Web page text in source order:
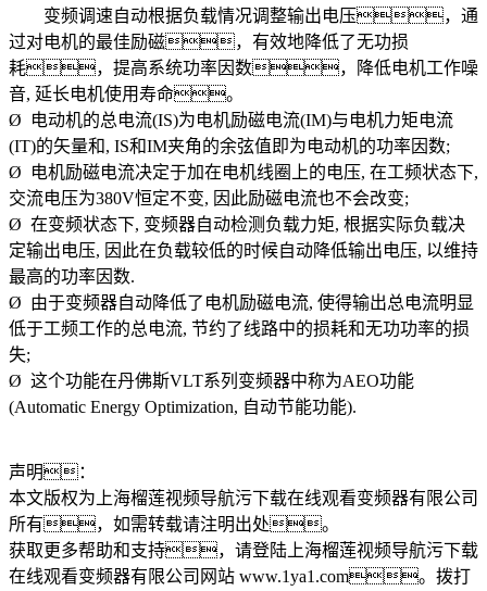
变频调速自动根据负载情况调整输出电压，通
过对电机的最佳励磁，有效地降低了无功损
耗，提高系统功率因数，降低电机工作噪
音, 延长电机使用寿命。
Ø 电动机的总电流(IS)为电机励磁电流(IM)与电机力矩电流
(IT)的矢量和, IS和IM夹角的余弦值即为电动机的功率因数;
Ø 电机励磁电流决定于加在电机线圈上的电压, 在工频状态下,
交流电压为380V恒定不变, 因此励磁电流也不会改变;
Ø 在变频状态下, 变频器自动检测负载力矩, 根据实际负载决
定输出电压, 因此在负载较低的时候自动降低输出电压, 以维持
最高的功率因数.
Ø 由于变频器自动降低了电机励磁电流, 使得输出总电流明显
低于工频工作的总电流, 节约了线路中的损耗和无功功率的损
失;
Ø 这个功能在丹佛斯VLT系列变频器中称为AEO功能
(Automatic Energy Optimization, 自动节能功能).
声明：
本文版权为上海榴莲视频导航污下载在线观看变频器有限公司
所有，如需转载请注明出处。
获取更多帮助和支持，请登陆上海榴莲视频导航污下载
在线观看变频器有限公司网站 www.1ya1.com。拨打